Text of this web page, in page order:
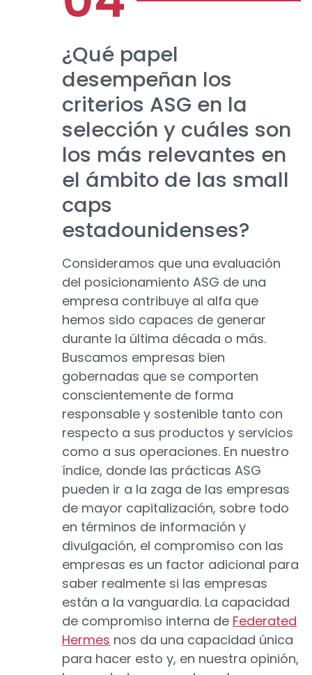
¿Qué papel
desempeñan los
criterios ASG en la
selección y cuáles son
los más relevantes en
el ámbito de las small
caps
estadounidenses?
Consideramos que una evaluación
del posicionamiento ASG de una
empresa contribuye al alfa que
hemos sido capaces de generar
durante la última década o más.
Buscamos empresas bien
gobernadas que se comporten
conscientemente de forma
responsable y sostenible tanto con
respecto a sus productos y servicios
como a sus operaciones. En nuestro
índice, donde las prácticas ASG
pueden ir a la zaga de las empresas
de mayor capitalización, sobre todo
en términos de información y
divulgación, el compromiso con las
empresas es un factor adicional para
saber realmente si las empresas
están a la vanguardia. La capacidad
de compromiso interna de Federated
Hermes nos da una capacidad única
para hacer esto y, en nuestra opinión,